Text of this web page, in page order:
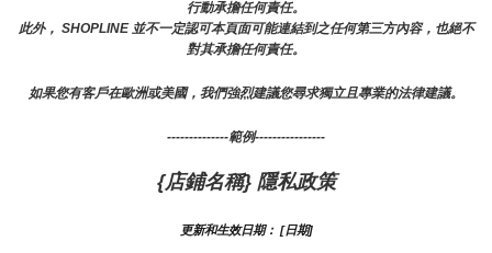
行動承擔任何責任。
此外， SHOPLINE 並不一定認可本頁面可能連結到之任何第三方內容，也絕不
對其承擔任何責任。
如果您有客戶在歐洲或美國，我們強烈建議您尋求獨立且專業的法律建議。
--------------範例----------------
{店鋪名稱} 隱私政策
更新和生效日期： [日期]